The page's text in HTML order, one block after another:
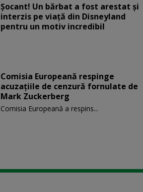
Șocant! Un bărbat a fost arestat și
interzis pe viață din Disneyland
pentru un motiv incredibil
Comisia Europeană respinge
acuzaţiile de cenzură fornulate de
Mark Zuckerberg
Comisia Europeană a respins...